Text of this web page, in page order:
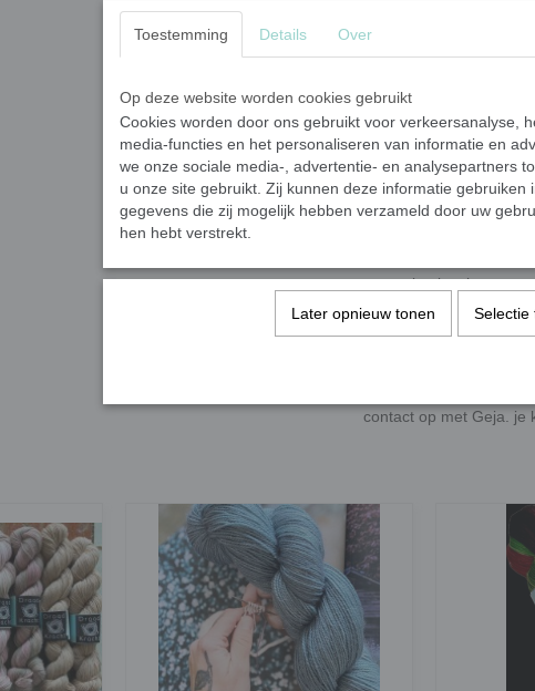
- superwash? Ja
Waar komt het garen
Dit luxe merino garen
mulesingfree. Het
gemaakt uit snippers
sokken? Ja, de sterkte
De foto's zijn ter
contact op met Geja. je
Toestemming Details Over
Op deze website worden cookies gebruikt
Cookies worden door ons gebruikt voor verkeersanalyse,
media-functies en het personaliseren van informatie en
we onze sociale media-, advertentie- en analysepartners
u onze site gebruikt. Zij kunnen deze informatie gebruiken
gegevens die zij mogelijk hebben verzameld door uw
hen hebt verstrekt.
Later opnieuw tonen Selectie